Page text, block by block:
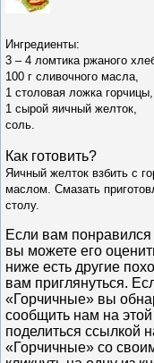
Ингредиенты:
3 – 4 ломтика ржаного
100 г сливочного масла,
1 столовая ложка горчицы,
1 сырой яичный желток,
соль.
Как готовить?
Яичный желток взбить с
маслом. Смазать
столу.
Если вам
вы можете его
ниже есть другие
вам приглянуться.
«Горчичные» вы
сообщить нам на
поделиться ссылкой
«Горчичные» со